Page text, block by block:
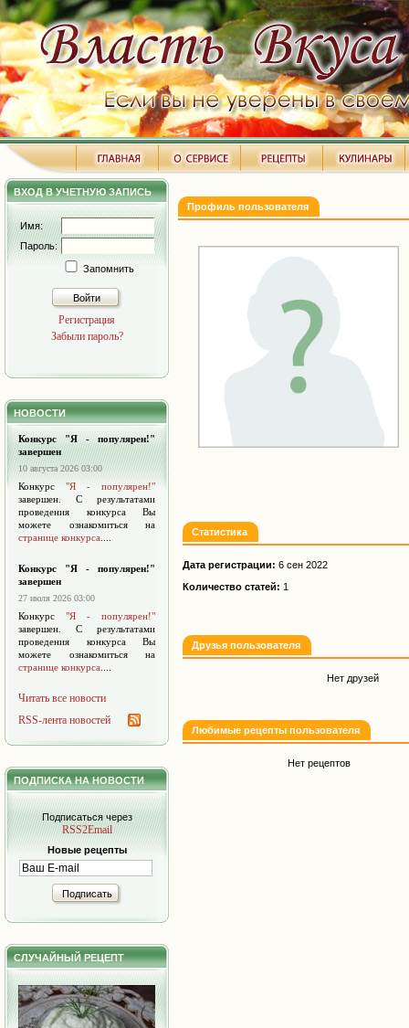
ВХОД В УЧЕТНУЮ ЗАПИСЬ
Имя:
Пароль:
Запомнить
Войти
Регистрация
Забыли пароль?
НОВОСТИ
Конкурс "Я - популярен!"
завершен
10 августа 2026 03:00
Конкурс "Я - популярен!"
завершен. С результатами
проведения конкурса Вы
можете ознакомиться на
странице конкурса
Конкурс "Я - популярен!"
завершен
27 июля 2026 03:00
Конкурс "Я - популярен!"
завершен. С результатами
проведения конкурса Вы
можете ознакомиться на
странице конкурса
Читать все новости
RSS-лента новостей
ПОДПИСКА НА НОВОСТИ
Подписаться через
RSS2Email
Новые рецепты
Подписать
СЛУЧАЙНЫЙ РЕЦЕПТ
Профиль пользователя
Статистика
Дата регистрации: 6 сен 2022
Количество статей: 1
Друзья пользователя
Нет друзей
Любимые рецепты пользователя
Нет рецептов